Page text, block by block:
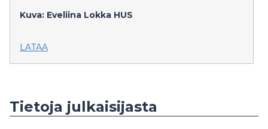
Kuva: Eveliina Lokka HUS
LATAA
Tietoja julkaisijasta